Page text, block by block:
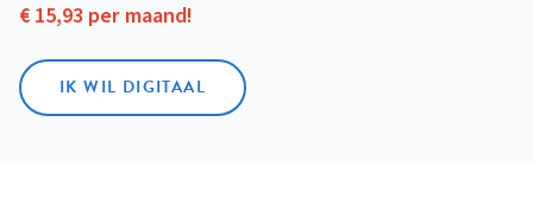
€ 15,93 per maand!
IK WIL DIGITAAL